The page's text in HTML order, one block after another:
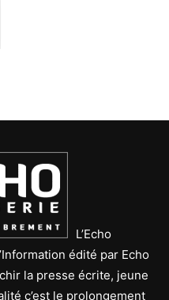
L’Echo
édité par Echo
la presse écrite, jeune
c’est le prolongement